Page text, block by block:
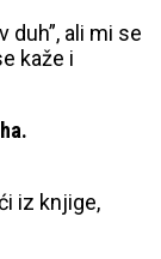
duh”, ali mi se
kaže i
iz knjige,